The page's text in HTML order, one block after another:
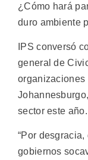
¿Cómo hará
duro ambiente
IPS conversó
general de
organizaciones
sector este año.
“Por
gobiernos